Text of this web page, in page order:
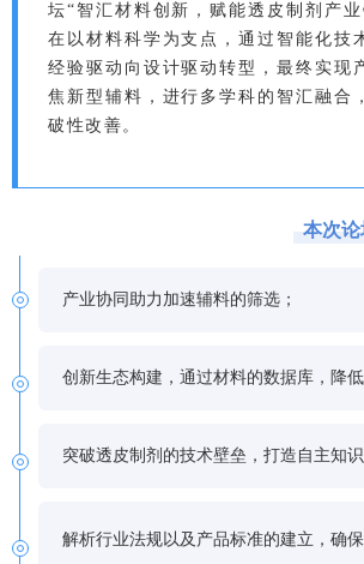
坛“智汇材料创新，赋能透皮制剂产
在以材料科学为支点，通过智能化技
经验驱动向设计驱动转型，最终实现
焦新型辅料，进行多学科的智汇融合
破性改善。
本次
产业协同助力加速辅料的筛选；
创新生态构建，通过材料的数据库，降低
突破透皮制剂的技术壁垒，打造自主知识
解析行业法规以及产品标准的建立，确